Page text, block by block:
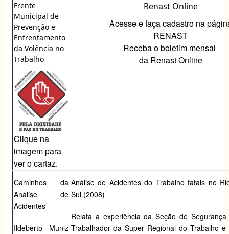
Frente
Municipal de
Prevenção e
Enfrentamento
da Volência no
Trabalho
Clique na
imagem para
ver o cartaz.
Renast Online
Acesse e faça cadastro na
RENAST
Receba o boletim mensal
da RenastOnline
Caminhos da
Análise de
Acidentes
Ildeberto Muniz
Análise de Acidentes do Trabalho fatais no
Sul (2008)
Relata a experiência da Seção de
Trabalhador da Super Regional do Trabalho e